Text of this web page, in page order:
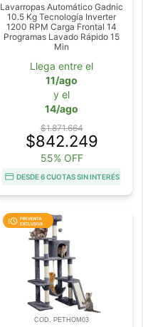
Lavarropas Automático Gadnic
10.5 Kg Tecnología Inverter
1200 RPM Carga Frontal 14
Programas Lavado Rápido 15
Min
Llega entre el
11/ago
y el
14/ago
$1.871.664
$842.249
55% OFF
DESDE 6 CUOTAS SIN INTERÉS
COD. PETHOM03